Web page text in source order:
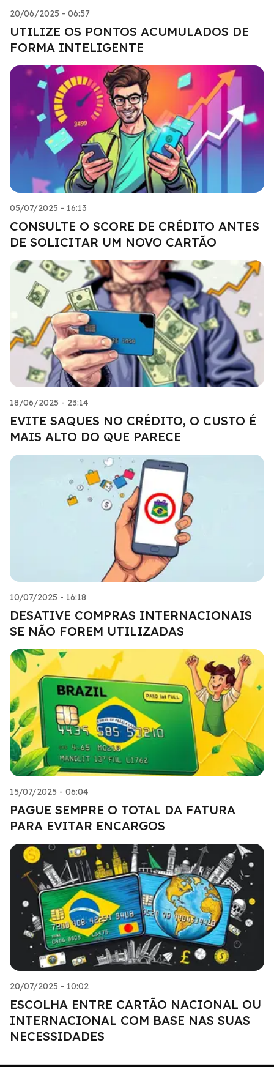
20/06/2025 - 06:57
UTILIZE OS PONTOS ACUMULADOS DE
FORMA INTELIGENTE
05/07/2025 - 16:13
CONSULTE O SCORE DE CRÉDITO ANTES
DE SOLICITAR UM NOVO CARTÃO
18/06/2025 - 23:14
EVITE SAQUES NO CRÉDITO, O CUSTO É
MAIS ALTO DO QUE PARECE
10/07/2025 - 16:18
DESATIVE COMPRAS INTERNACIONAIS
SE NÃO FOREM UTILIZADAS
15/07/2025 - 06:04
PAGUE SEMPRE O TOTAL DA FATURA
PARA EVITAR ENCARGOS
20/07/2025 - 10:02
ESCOLHA ENTRE CARTÃO NACIONAL OU
INTERNACIONAL COM BASE NAS SUAS
NECESSIDADES